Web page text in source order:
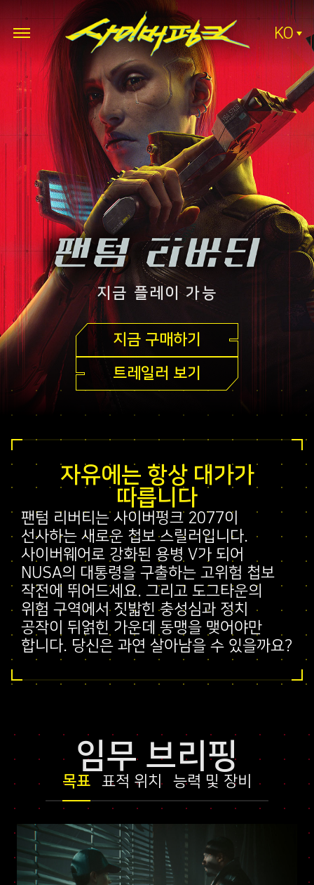
KO
지금 플레이 가능
지금 구매하기
트레일러 보기
자유에는 항상 대가가
따릅니다
팬텀 리버티는 사이버펑크 2077이
선사하는 새로운 첩보 스릴러입니다.
사이버웨어로 강화된 용병 V가 되어
NUSA의 대통령을 구출하는 고위험 첩보
작전에 뛰어드세요. 그리고 도그타운의
위험 구역에서 짓밟힌 충성심과 정치
공작이 뒤얽힌 가운데 동맹을 맺어야만
합니다. 당신은 과연 살아남을 수 있을까요?
임무 브리핑
목표 표적 위치 능력 및 장비